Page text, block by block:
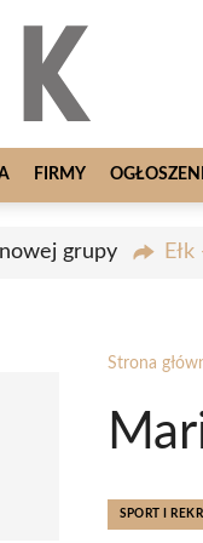
FIRMY
grupy
Strona
SPORT I